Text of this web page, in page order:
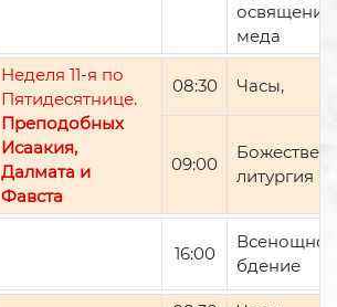
освящение
меда
Неделя 11-я по
Пятидесятнице.
Преподобных
Исаакия,
Далмата и
Фавста
08:30 Часы,
09:00
литургия
16:00
Всенощное
бдение